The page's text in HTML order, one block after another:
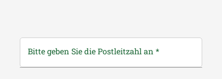
Bitte geben Sie die Postleitzahl an *